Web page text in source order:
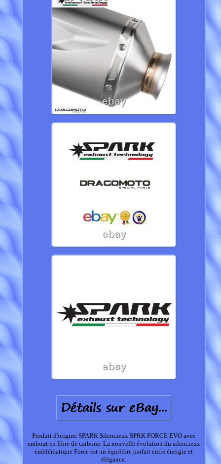
Produit d'origine SPARK Silencieux SPRK FORCE EVO avec
embout en fibre de carbone. La nouvelle évolution du silencieux
emblématique Force est un équilibre parfait entre énergie et
élégance.